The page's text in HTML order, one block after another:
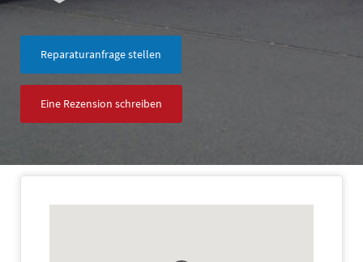
Reparaturanfrage stellen
Eine Rezension schreiben